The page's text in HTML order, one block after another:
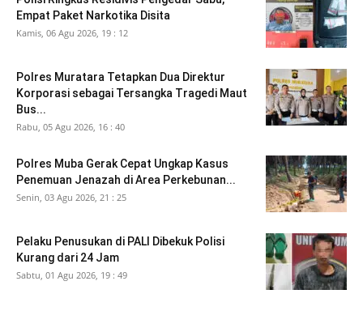
Empat Paket Narkotika Disita
Kamis, 06 Agu 2026, 19 : 12
Polres Muratara Tetapkan Dua Direktur
Korporasi sebagai Tersangka Tragedi Maut
Bus...
Rabu, 05 Agu 2026, 16 : 40
Polres Muba Gerak Cepat Ungkap Kasus
Penemuan Jenazah di Area Perkebunan...
Senin, 03 Agu 2026, 21 : 25
Pelaku Penusukan di PALI Dibekuk Polisi
Kurang dari 24 Jam
Sabtu, 01 Agu 2026, 19 : 49